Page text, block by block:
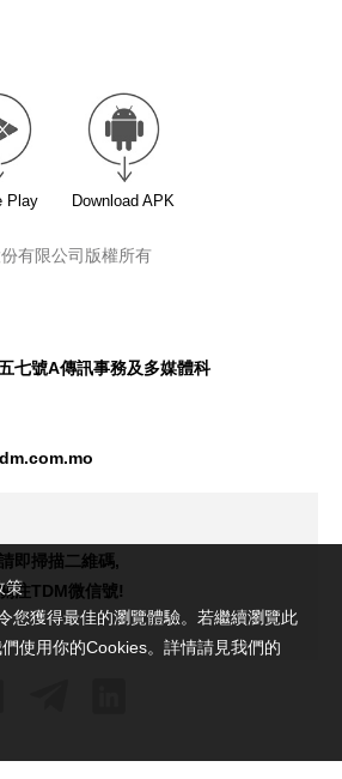
Play Download APK
有限公司版權所有
七號A傳訊事務及多媒體科
即掃描二維碼,
注TDM微信號!
策
您獲得最佳的瀏覽體驗。若繼續瀏覽此
使用你的Cookies。詳情請見我們的